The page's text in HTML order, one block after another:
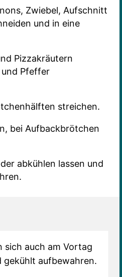
Zwiebel, Aufschnitt
und in eine
Pizzakräutern
Pfeffer
streichen.
bei Aufbackbrötchen
abkühlen lassen und
sich auch am Vortag
gekühlt aufbewahren.